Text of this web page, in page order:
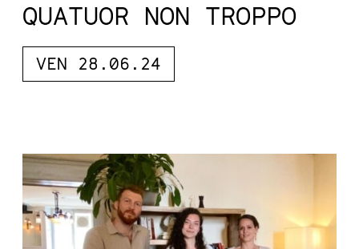
QUATUOR NON TROPPO
VEN 28.06.24